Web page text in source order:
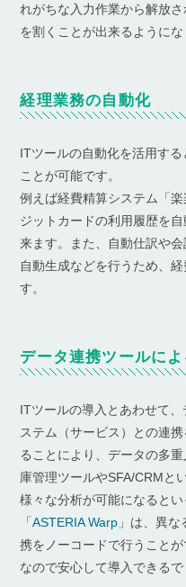
れがちな入力作業から解放
を割くことが出来るようにな
経理業務の自動化
ITツールの自動化を活用す
ことが可能です。
例えば経費精算システム「
ジットカードの利用履歴を
来ます。また、自動仕訳や
自動生成などを行うため、
す。
データ連携ツールに
ITツールの導入とあわせて
ステム（サービス）との連
ることにより、データの多
庫管理ツールやSFA/CRMと
様々な分析が可能になると
「ASTERIA Warp 」は、異
携をノーコードで行うこと
なので安心して導入できるで